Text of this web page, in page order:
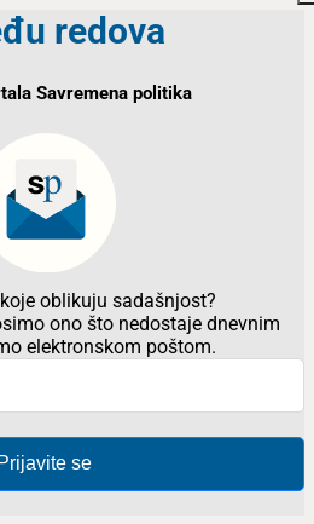
redova
Savremena politika
oblikuju sadašnjost?
ono što nedostaje dnevnim
elektronskom poštom.
Prijavite se